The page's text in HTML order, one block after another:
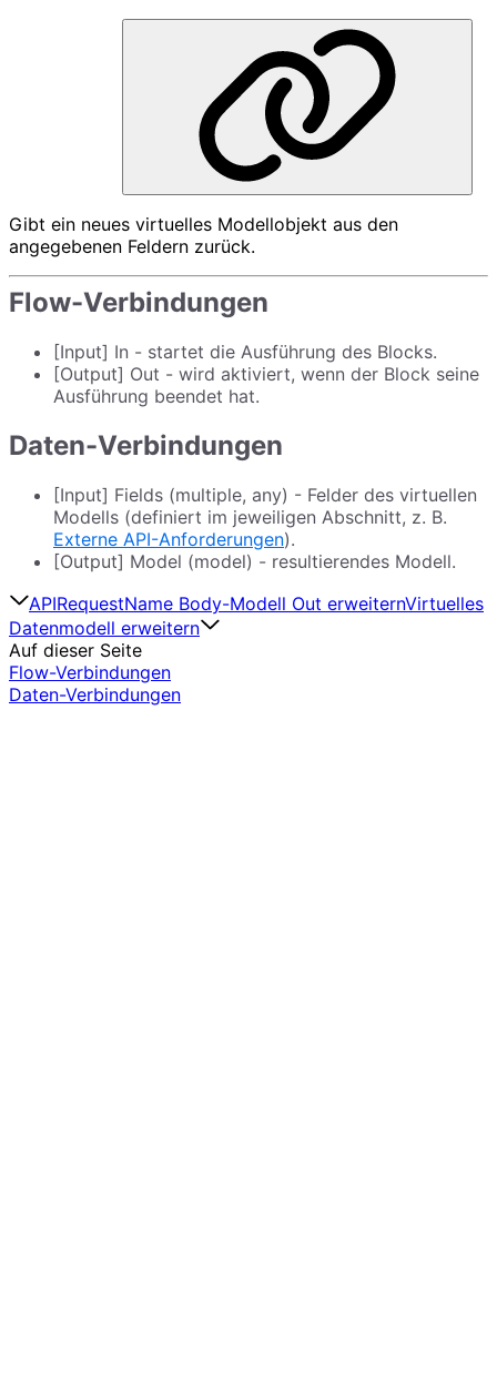
Gibt ein neues virtuelles Modellobjekt aus den
angegebenen Feldern zurück.
Flow-Verbindungen
[Input] In - startet die Ausführung des Blocks.
[Output] Out - wird aktiviert, wenn der Block seine
Ausführung beendet hat.
Daten-Verbindungen
[Input] Fields (multiple, any) - Felder des virtuellen
Modells (definiert im jeweiligen Abschnitt, z. B.
Externe API-Anforderungen).
[Output] Model (model) - resultierendes Modell.
APIRequestName Body-Modell Out erweiternVirtuelles
Datenmodell erweitern
Auf dieser Seite
Flow-Verbindungen
Daten-Verbindungen